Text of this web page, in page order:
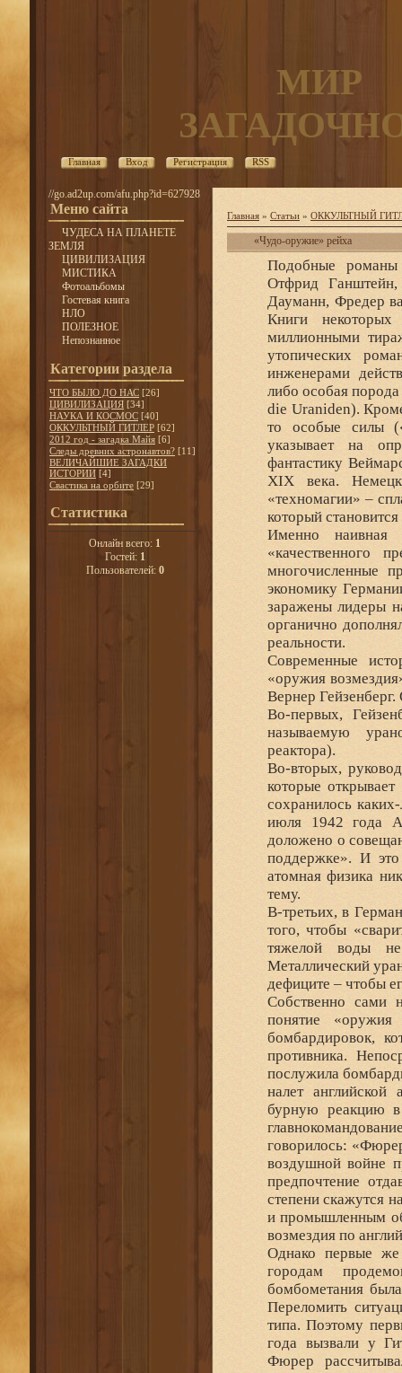
МИР
Главная Вход Регистрация RSS
//go.ad2up.com/afu.php?id=627928
Меню сайта
ЧУДЕСА НА ПЛАНЕТЕ
ЗЕМЛЯ
ЦИВИЛИЗАЦИЯ
МИСТИКА
Фотоальбомы
Гостевая книга
НЛО
ПОЛЕЗНОЕ
Непознанное
Категории раздела
ЧТО БЫЛО ДО НАС [26]
ЦИВИЛИЗАЦИЯ [34]
НАУКА И КОСМОС [40]
ОККУЛЬТНЫЙ ГИТЛЕР [62]
2012 год - загадка Майя [6]
Следы древних астронавтов? [11]
ВЕЛИЧАЙШИЕ ЗАГАДКИ
ИСТОРИИ [4]
Свастика на орбите [29]
Статистика
Онлайн всего: 1
Гостей: 1
Пользователей: 0
Главная » Статьи » ОККУЛЬТНЫЙ
«Чудо-оружие» рейха
Подобные романы
Отфрид
Дауманн, Фредер
Книги
миллионными
утопических
инженерами
либо особая
die Uraniden).
то особые силы
указывает на
фантастику
XIX века.
«техномагии» –
который
Именно наивная
«качественного
многочисленные
экономику
заражены лидеры
органично
реальности.
Современные
«оружия
Вернер
Во-первых,
называемую
реактора).
Во-вторых,
которые
сохранилось
июля 1942 года
доложено о
поддержке». И
атомная физика
тему.
В-третьих, в
того, чтобы
тяжелой воды не
Металлический
дефиците – чтобы
Собственно сами
понятие
бомбардировок,
противника.
послужила
налет английской
бурную реакцию
говорилось:
воздушной войне
предпочтение
степени скажутся
и промышленным
возмездия по
Однако первые же
городам
бомбометания
Переломить
типа. Поэтому
года вызвали у
Фюрер